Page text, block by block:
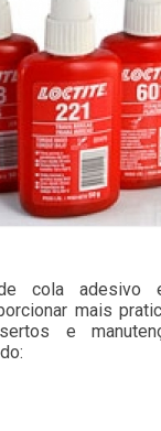
cola adesivo
mais
e